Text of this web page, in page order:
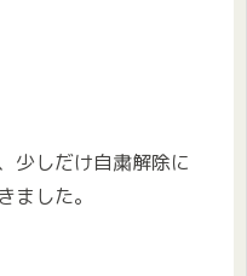
少しだけ自粛解除に
ました。